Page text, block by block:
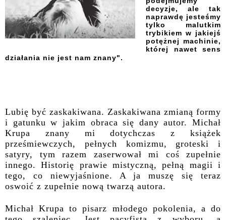
decyzje, ale tak
naprawdę jesteśmy
tylko malutkim
trybikiem w jakiejś
potężnej machinie,
której nawet sens
działania nie jest nam znany".
Lubię być zaskakiwana. Zaskakiwana zmianą formy
i gatunku w jakim obraca się dany autor. Michał
Krupa znany mi dotychczas z książek
prześmiewczych, pełnych komizmu, groteski i
satyry, tym razem zaserwował mi coś zupełnie
innego. Historię prawie mistyczną, pełną magii i
tego, co niewyjaśnione. A ja muszę się teraz
oswoić z zupełnie nową twarzą autora.
Michał Krupa to pisarz młodego pokolenia, a do